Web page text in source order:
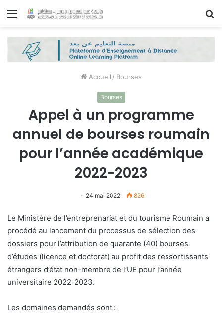
Menu
Accueil / Bourses
Bourses
Appel à un programme
annuel de bourses roumain
pour l’année académique
2022-2023
24 mai 2022 826
Le Ministère de l’entreprenariat et du tourisme Roumain a
procédé au lancement du processus de sélection des
dossiers pour l’attribution de quarante (40) bourses
d’études (licence et doctorat) au profit des ressortissants
étrangers d’état non-membre de l’UE pour l’année
universitaire 2022-2023.
Les domaines demandés sont :